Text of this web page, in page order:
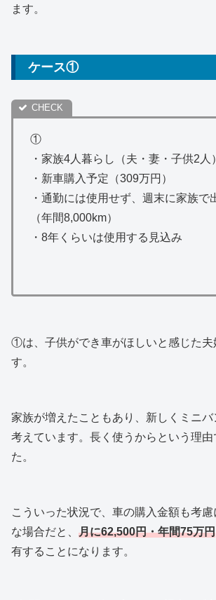
ます。
ケース①
①
・家族4人暮らし（夫・妻・子供2人）
・新車購入予定（309万円）
・通勤には使用せず、週末に家族で
（年間8,000km）
・8年くらいは使用する見込み
①は、子供ができ車がほしいと感じた夫
す。
家族が増えたこともあり、新しくミニバ
考えています。長く使うからという理由
た。
こういった状況で、車の購入金額も考慮
な場合だと、 月に62,500円・年間75万円
有することになります。